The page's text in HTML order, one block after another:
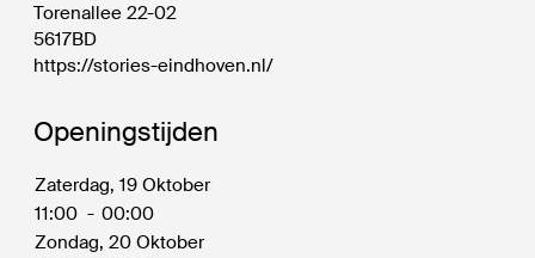
Torenallee 22-02
5617BD
https://stories-eindhoven.nl/
Openingstijden
Zaterdag, 19 Oktober
11:00 - 00:00
Zondag, 20 Oktober